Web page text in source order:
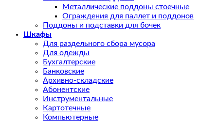
Металлические поддоны стоечные
Ограждения для паллет и поддонов
Поддоны и подставки для бочек
Шкафы
Для раздельного сбора мусора
Для одежды
Бухгалтерские
Банковские
Архивно-складские
Абонентские
Инструментальные
Картотечные
Компьютерные